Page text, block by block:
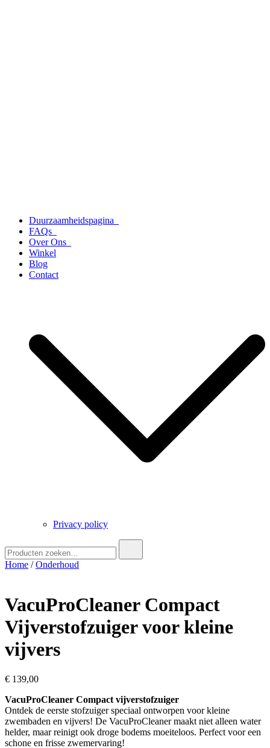
Duurzaamheidspagina
FAQs
Over Ons
Winkel
Blog
Contact
Privacy policy
naar:
Home /Onderhoud
VacuProCleaner Compact
Vijverstofzuiger voor kleine
vijvers
€ 139,00
VacuProCleaner Compact vijverstofzuiger
Ontdek de eerste stofzuiger speciaal ontworpen voor kleine
zwembaden en vijvers! De VacuProCleaner maakt niet alleen water
helder, maar reinigt ook droge bodems moeiteloos. Perfect voor een
schone en frisse zwemervaring!